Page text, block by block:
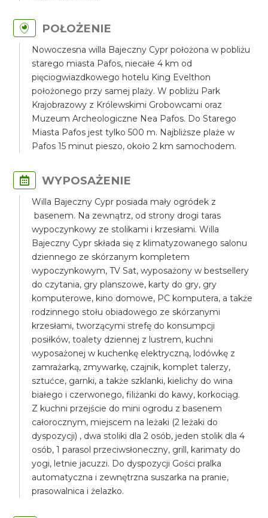
POŁOŻENIE
Nowoczesna willa Bajeczny Cypr położona w pobliżu
starego miasta Pafos, niecałe 4 km od
pięciogwiazdkowego hotelu King Evelthon
położonego przy samej plaży. W pobliżu Park
Krajobrazowy z Królewskimi Grobowcami oraz
Muzeum Archeologiczne Nea Pafos. Do Starego
Miasta Pafos jest tylko 500 m. Najbliższe plaże w
Pafos 15 minut pieszo, około 2 km samochodem.
WYPOSAŻENIE
Willa Bajeczny Cypr posiada mały ogródek z
basenem. Na zewnątrz, od strony drogi taras
wypoczynkowy ze stolikami i krzesłami. Willa
Bajeczny Cypr składa się z klimatyzowanego salonu
dziennego ze skórzanym kompletem
wypoczynkowym, TV Sat, wyposażony w bestsellery
do czytania, gry planszowe, karty do gry, gry
komputerowe, kino domowe, PC komputera, a także
rodzinnego stołu obiadowego ze skórzanymi
krzesłami, tworzącymi strefę do konsumpcji
posiłków, toalety dziennej z lustrem, kuchni
wyposażonej w kuchenkę elektryczną, lodówkę z
zamrażarką, zmywarkę, czajnik, komplet talerzy,
sztućce, garnki, a także szklanki, kielichy do wina
białego i czerwonego, filiżanki do kawy, korkociąg.
Z kuchni przejście do mini ogrodu z basenem
całorocznym, miejscem na leżaki (2 leżaki do
dyspozycji) , dwa stoliki dla 2 osób, jeden stolik dla 4
osób, 1 parasol przeciwsłoneczny, grill, karimaty do
yogi, letnie jacuzzi. Do dyspozycji Gości pralka
automatyczna i zewnętrzna suszarka na pranie,
prasowalnica i żelazko.